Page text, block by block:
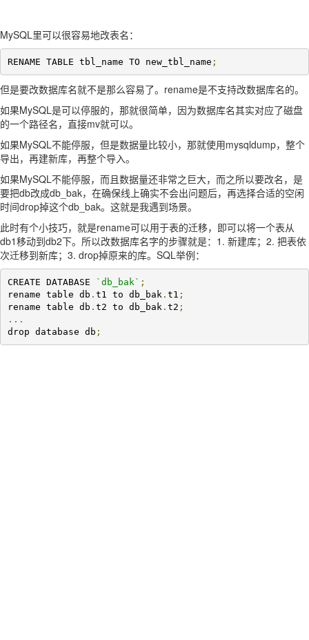
MySQL里可以很容易地改表名：
RENAME TABLE tbl_name TO new_tbl_name ;
但是要改数据库名就不是那么容易了。rename是不支持改数据库名的。
如果MySQL是可以停服的，那就很简单，因为数据库名其实对应了磁盘
的一个路径名，直接mv就可以。
如果MySQL不能停服，但是数据量比较小，那就使用mysqldump，整个
导出，再建新库，再整个导入。
如果MySQL不能停服，而且数据量还非常之巨大，而之所以要改名，是
要把db改成db_bak，在确保线上确实不会出问题后，再选择合适的空闲
时间drop掉这个db_bak。这就是我遇到场景。
此时有个小技巧，就是rename可以用于表的迁移，即可以将一个表从
db1移动到db2下。所以改数据库名字的步骤就是：1. 新建库；2. 把表依
次迁移到新库；3. drop掉原来的库。SQL举例：
CREATE DATABASE `db_bak` ;
rename table db . t1 to db_bak . t1 ;
rename table db . t2 to db_bak . t2 ;
...
drop database db ;